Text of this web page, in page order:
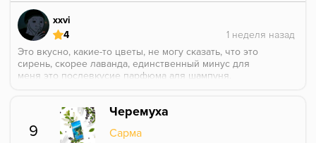
xxvi
4
Это вкусно, какие-то цветы, не могу сказать, что это
сирень, скорее лаванда, единственный минус для
меня это послевкусие парфюма аля шампуня.
9
Черемуха
Сарма